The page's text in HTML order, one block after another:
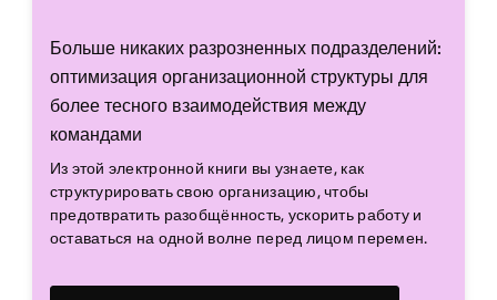
Больше никаких разрозненных подразделений:
оптимизация организационной структуры для
более тесного взаимодействия между
командами
Из этой электронной книги вы узнаете, как
структурировать свою организацию, чтобы
предотвратить разобщённость, ускорить работу и
оставаться на одной волне перед лицом перемен.